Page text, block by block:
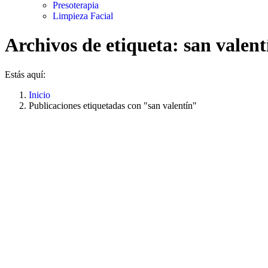
Presoterapia
Limpieza Facial
Archivos de etiqueta: san
Estás aquí:
Inicio
Publicaciones etiquetadas con "san valentín"